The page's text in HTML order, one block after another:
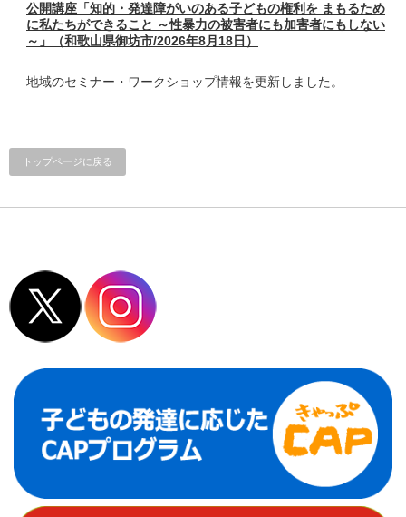
公開講座「知的・発達障がいのある子どもの権利を まもるため
に私たちができること ～性暴力の被害者にも加害者にもしない
～」（和歌山県御坊市/2026年8月18日）
地域のセミナー・ワークショップ情報を更新しました。
トップページに戻る